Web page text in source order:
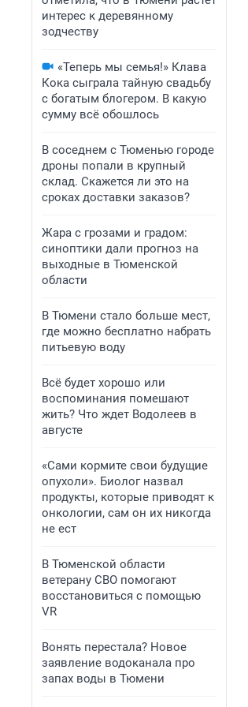
интерес к деревянному
зодчеству
«Теперь мы семья!» Клава
Кока сыграла тайную свадьбу
с богатым блогером. В какую
сумму всё обошлось
В соседнем с Тюменью городе
дроны попали в крупный
склад. Скажется ли это на
сроках доставки заказов?
Жара с грозами и градом:
синоптики дали прогноз на
выходные в Тюменской
области
В Тюмени стало больше мест,
где можно бесплатно набрать
питьевую воду
Всё будет хорошо или
воспоминания помешают
жить? Что ждет Водолеев в
августе
«Сами кормите свои будущие
опухоли». Биолог назвал
продукты, которые приводят к
онкологии, сам он их никогда
не ест
В Тюменской области
ветерану СВО помогают
восстановиться с помощью
VR
Вонять перестала? Новое
заявление водоканала про
запах воды в Тюмени